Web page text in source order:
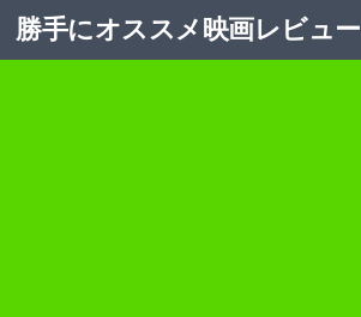
コンテンツへスキップ
勝手にオススメ映画レビュー